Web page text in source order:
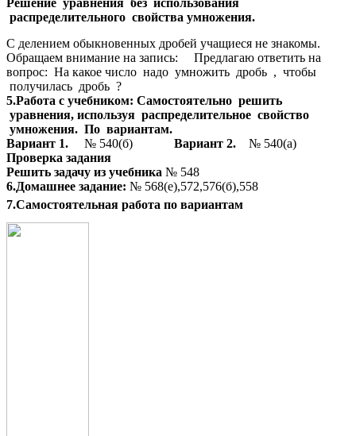
Решение уравнения без использования
распределительного свойства умножения.
С делением обыкновенных дробей учащиеся не знакомы.
Обращаем внимание на запись: Предлагаю ответить на
вопрос: На какое число надо умножить дробь , чтобы
получилась дробь ?
5.Работа с учебником: Самостоятельно решить
уравнения, используя распределительное свойство
умножения. По вариантам.
Вариант 1. № 540(б) Вариант 2. № 540(а)
Проверка задания
Решить задачу из учебника № 548
6.Домашнее задание: № 568(е),572,576(б),558
7.Самостоятельная работа по вариантам